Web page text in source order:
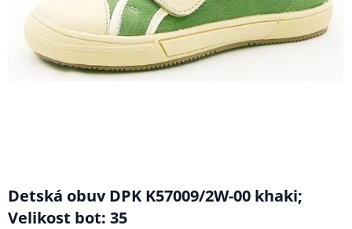
Detská obuv DPK K57009/2W-00 khaki;
Velikost bot: 35